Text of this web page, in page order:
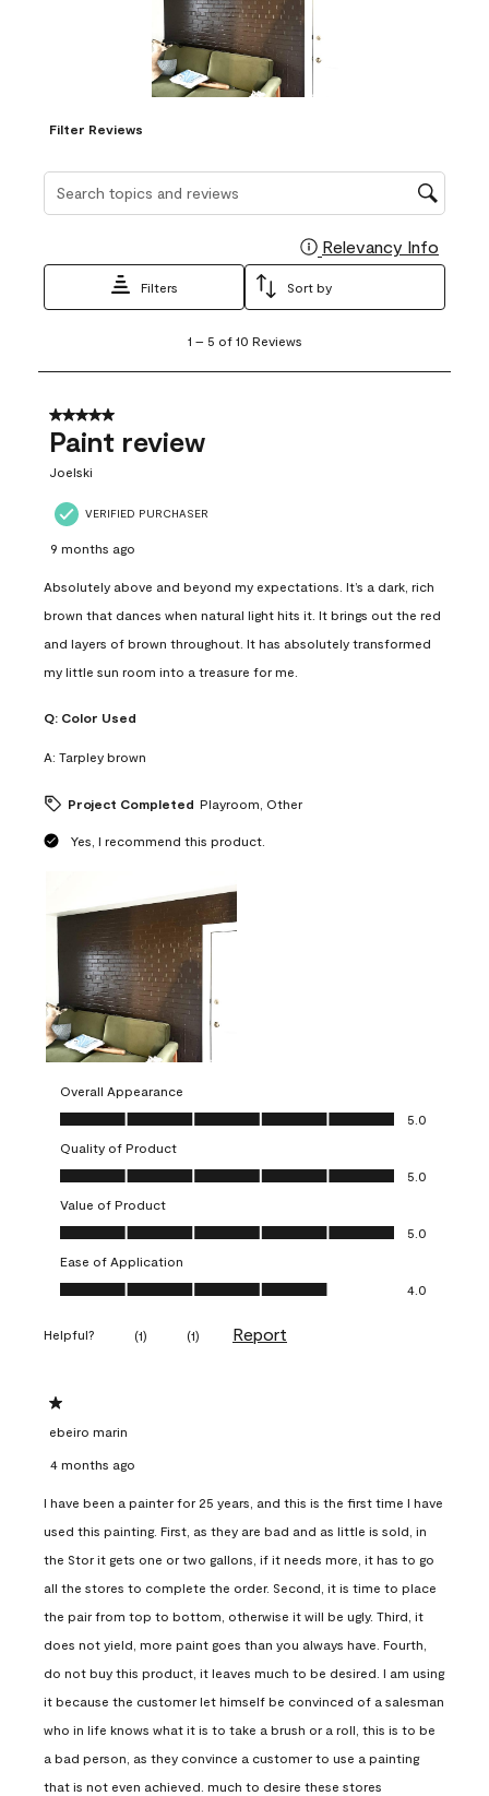
Filter Reviews
Relevancy Info
Filters Sort by
5
10
Reviews
1 – 5 of 10 Reviews
5 out of 5 stars.
Paint review
Joelski
VERIFIED PURCHASER
9 months ago
Absolutely above and beyond my expectations. It’s a dark, rich
brown that dances when natural light hits it. It brings out the red
and layers of brown throughout. It has absolutely transformed
my little sun room into a treasure for me.
Q: Color Used
A: Tarpley brown
Project Completed Playroom, Other
Yes, I recommend this product.
Overall Appearance
Overall Appearance, 5.0 out of 5
5.0
Quality of Product
Quality of Product, 5.0 out of 5
5.0
Value of Product
Value of Product, 5.0 out of 5
5.0
Ease of Application
Ease of Application, 4.0 out of 5
4.0
Helpful? (1) (1) Report
1 out of 5 stars.
ebeiro marin
4 months ago
I have been a painter for 25 years, and this is the first time I have
used this painting. First, as they are bad and as little is sold, in
the Stor it gets one or two gallons, if it needs more, it has to go
all the stores to complete the order. Second, it is time to place
the pair from top to bottom, otherwise it will be ugly. Third, it
does not yield, more paint goes than you always have. Fourth,
do not buy this product, it leaves much to be desired. I am using
it because the customer let himself be convinced of a salesman
who in life knows what it is to take a brush or a roll, this is to be
a bad person, as they convince a customer to use a painting
that is not even achieved. much to desire these stores